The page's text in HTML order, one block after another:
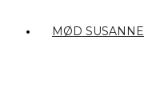
MØD SUSANNE